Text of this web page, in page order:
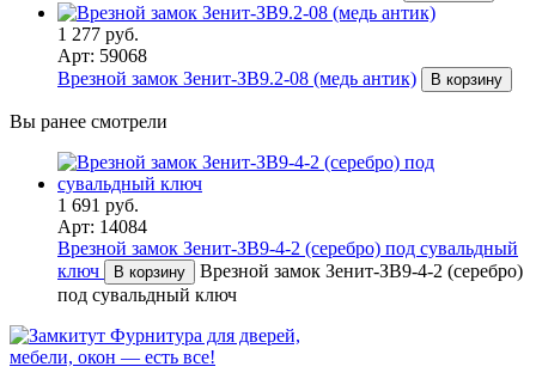
1 277 руб.
Арт: 59068
Врезной замок Зенит-ЗВ9.2-08 (медь антик)
В корзину
Вы ранее смотрели
1 691 руб.
Арт: 14084
Врезной замок Зенит-ЗВ9-4-2 (серебро) под сувальдный
ключ
В корзину
Врезной замок Зенит-ЗВ9-4-2 (серебро)
под сувальдный ключ
Фурнитура для дверей,
мебели, окон — есть все!